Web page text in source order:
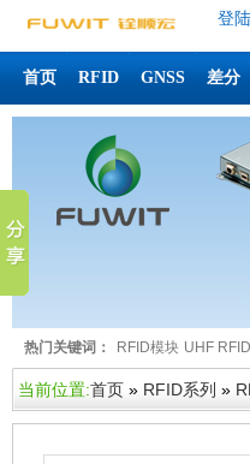
登陆
首页 RFID GNSS 差分
热门关键词： RFID模块 UHF
当前位置:首页 » RFID系列 »